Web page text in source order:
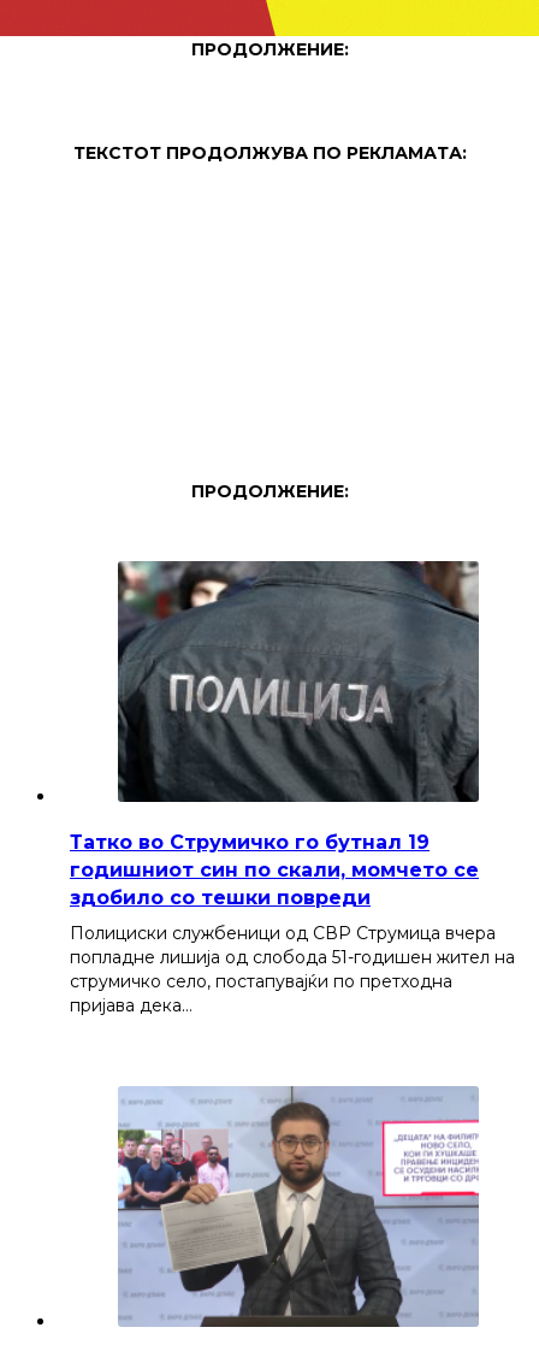
ПРОДОЛЖЕНИЕ:
ТЕКСТОТ ПРОДОЛЖУВА ПО РЕКЛАМАТА:
ПРОДОЛЖЕНИЕ:
Татко во Струмичко го бутнал 19
годишниот син по скали, момчето се
здобило со тешки повреди
Полициски службеници од СВР Струмица вчера
попладне лишија од слобода 51-годишен жител на
струмичко село, постапувајќи по претходна
пријава дека…